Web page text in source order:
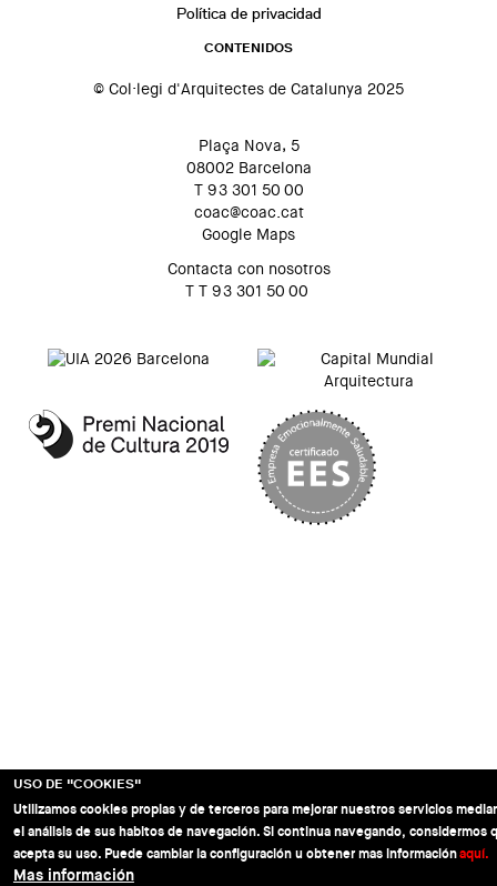
Política de privacidad
CONTENIDOS
© Col·legi d'Arquitectes de Catalunya 2025
Plaça Nova, 5
08002 Barcelona
T 93 301 50 00
coac@coac.cat
Google Maps
Contacta con nosotros
T T 93 301 50 00
USO DE "COOKIES"
Utilizamos cookies propias y de terceros para mejorar nuestros servicios
el análisis de sus habitos de navegación. Si continua navegando, considermos
acepta su uso. Puede cambiar la configuración u obtener mas informaciónaquí.
Mas información